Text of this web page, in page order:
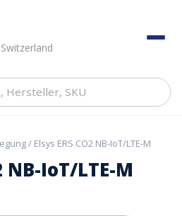
/ Elsys ERS CO2 NB-IoT/LTE-M
NB-IoT/LTE-M